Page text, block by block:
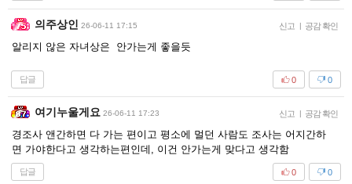
의주상인 26-06-11 17:15 신고 공감 확인
알리지 않은 자녀상은 안가는게 좋을듯
답글 0
0
여기누울게요 26-06-11 17:23 신고 공감 확인
경조사 앤간하면 다 가는 편이고 평소에 멀던 사람도 조사는 어지간하
면 가야한다고 생각하는편인데, 이건 안가는게 맞다고 생각함
답글 0
0